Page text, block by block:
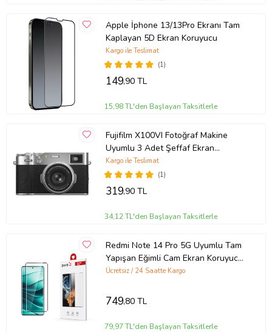
Apple İphone 13/13Pro Ekranı Tam
Kaplayan 5D Ekran Koruyucu
(1)
Kargo ile Teslimat
149,90 TL
15,98 TL'den Başlayan Taksitlerle
Fujifilm X100VI Fotoğraf Makine
Uyumlu 3 Adet Şeffaf Ekran
koruyucu Nano Jelatin
(1)
Kargo ile Teslimat
319,90 TL
34,12 TL'den Başlayan Taksitlerle
Redmi Note 14 Pro 5G Uyumlu Tam
Yapışan Eğimli Cam Ekran Koruyucu
(Siyah)
Ücretsiz / 24 Saatte Kargo
749,80 TL
79,97 TL'den Başlayan Taksitlerle